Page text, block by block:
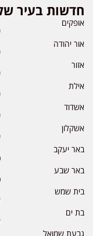
חדשות בעיר
אופקים
אור יהודה
אזור
אילת
אשדוד
אשקלון
באר יעקב
באר שבע
בית שמש
בת ים
גבעת שמואל